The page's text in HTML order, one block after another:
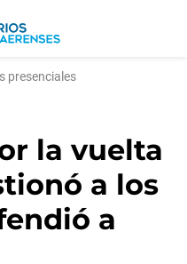
presenciales
la vuelta
a los
a